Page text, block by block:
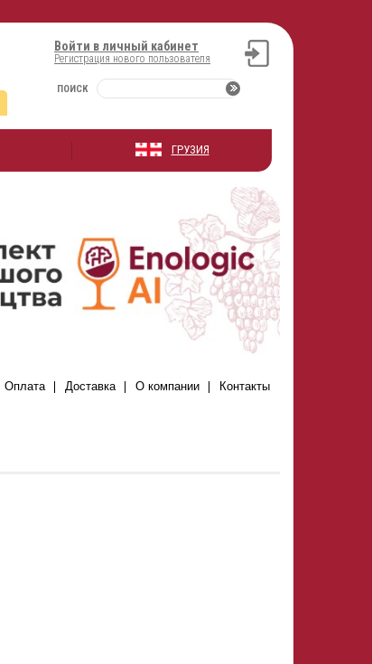
Войти в личный кабинет
Регистрация нового пользователя
ПОИСК
ГРУЗИЯ
Оплата Доставка О компании Контакты